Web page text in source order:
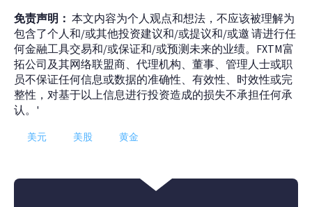
免责声明： 本文内容为个人观点和想法，不应该被理解为
包含了个人和/或其他投资建议和/或提议和/或邀 请进行任
何金融工具交易和/或保证和/或预测未来的业绩。FXTM富
拓公司及其网络联盟商、代理机构、董事、管理人士或职
员不保证任何信息或数据的准确性、有效性、时效性或完
整性，对基于以上信息进行投资造成的损失不承担任何承
认。'
美元 美股 黄金